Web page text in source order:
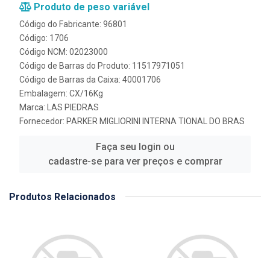
Produto de peso variável
Código do Fabricante: 96801
Código: 1706
Código NCM: 02023000
Código de Barras do Produto: 11517971051
Código de Barras da Caixa: 40001706
Embalagem: CX/16Kg
Marca:
LAS PIEDRAS
Fornecedor: PARKER MIGLIORINI INTERNA TIONAL DO BRAS
Faça seu login ou
cadastre-se para ver preços e comprar
Produtos Relacionados